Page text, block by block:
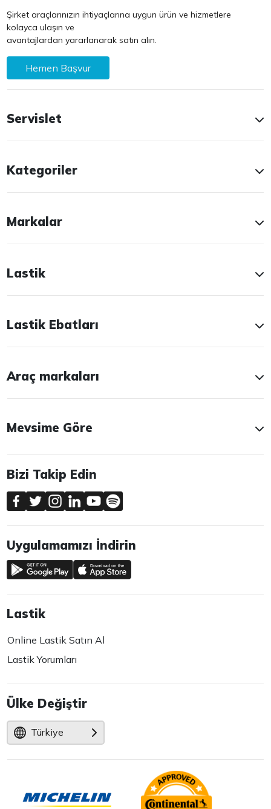
Şirket araçlarınızın ihtiyaçlarına uygun ürün ve hizmetlere
kolayca ulaşın ve
avantajlardan yararlanarak satın alın.
Hemen Başvur
Servislet
Kategoriler
Markalar
Lastik
Lastik Ebatları
Araç markaları
Mevsime Göre
Bizi Takip Edin
Uygulamamızı İndirin
Lastik
Online Lastik Satın Al
Lastik Yorumları
Ülke Değiştir
Türkiye